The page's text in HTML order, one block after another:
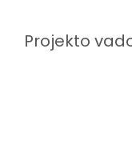
Projekto